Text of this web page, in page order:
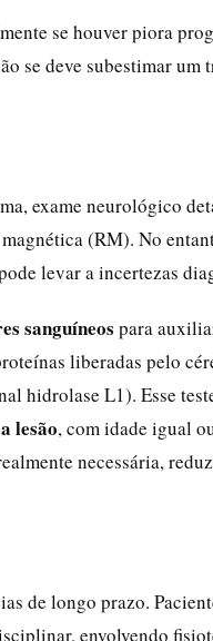
se houver piora
se deve subestimar um
exame neurológico
(RM). No
levar a incertezas
sanguíneos para
liberadas pelo
hidrolase L1). Esse
lesão, com idade igual
necessária,
de longo prazo.
envolvendo